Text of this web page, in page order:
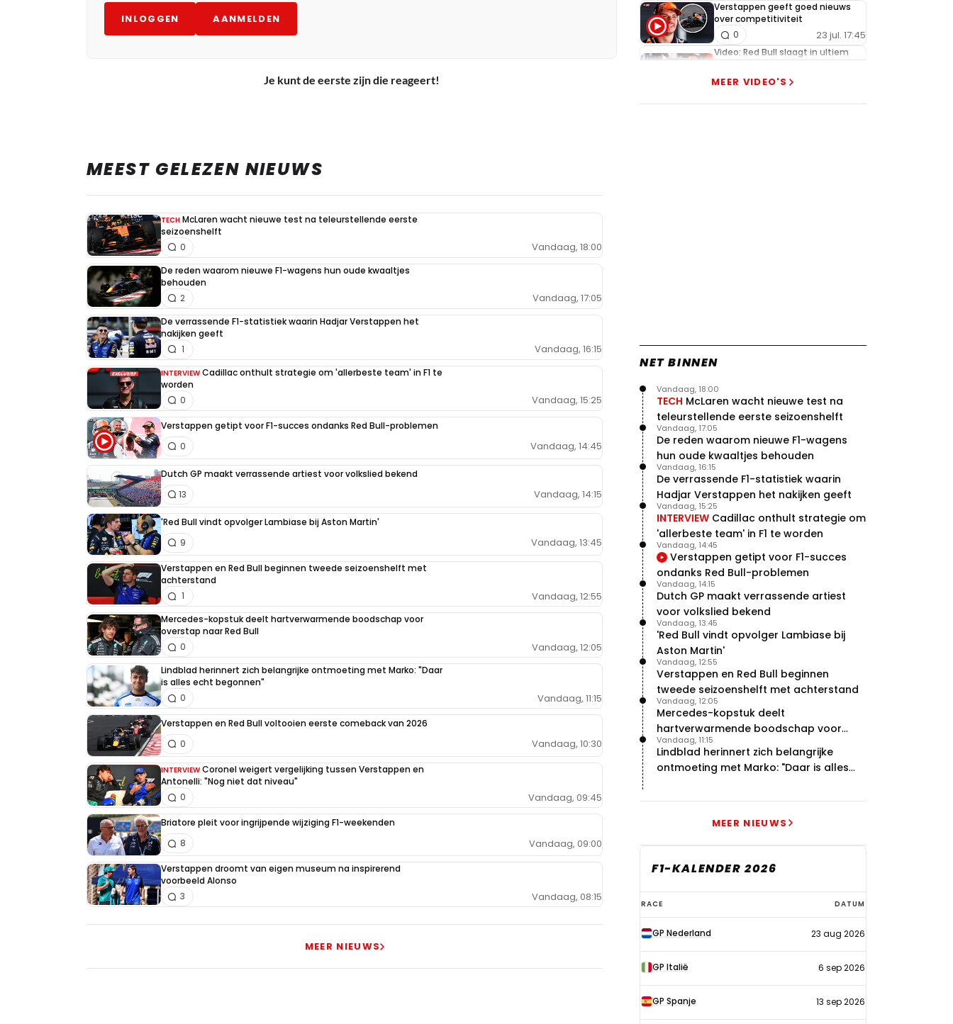
INLOGGEN AANMELDEN
Je kunt de eerste zijn die reageert!
Verstappen geeft goed nieuws
over competitiviteit
23 jul. 17:45
0
Video: Red Bull slaagt in ultiem
huzarenstukje met kapotte auto
Verstappen
MEER VIDEO'S
MEEST GELEZEN NIEUWS
TECH McLaren wacht nieuwe test na teleurstellende eerste
seizoenshelft
Vandaag, 18:00
0
De reden waarom nieuwe F1-wagens hun oude kwaaltjes
behouden
Vandaag, 17:05
2
De verrassende F1-statistiek waarin Hadjar Verstappen het
nakijken geeft
Vandaag, 16:15
1
INTERVIEW Cadillac onthult strategie om 'allerbeste team' in F1 te
worden
Vandaag, 15:25
0
Verstappen getipt voor F1-succes ondanks Red Bull-problemen
Vandaag, 14:45
0
Dutch GP maakt verrassende artiest voor volkslied bekend
Vandaag, 14:15
13
'Red Bull vindt opvolger Lambiase bij Aston Martin'
Vandaag, 13:45
9
Verstappen en Red Bull beginnen tweede seizoenshelft met
achterstand
Vandaag, 12:55
1
Mercedes-kopstuk deelt hartverwarmende boodschap voor
overstap naar Red Bull
Vandaag, 12:05
0
Lindblad herinnert zich belangrijke ontmoeting met Marko: "Daar
is alles echt begonnen"
Vandaag, 11:15
0
Verstappen en Red Bull voltooien eerste comeback van 2026
Vandaag, 10:30
0
INTERVIEW Coronel weigert vergelijking tussen Verstappen en
Antonelli: "Nog niet dat niveau"
Vandaag, 09:45
0
Briatore pleit voor ingrijpende wijziging F1-weekenden
Vandaag, 09:00
8
Verstappen droomt van eigen museum na inspirerend
voorbeeld Alonso
Vandaag, 08:15
3
MEER NIEUWS
NET BINNEN
TECH McLaren wacht nieuwe test na
teleurstellende eerste seizoenshelft
Vandaag, 18:00
De reden waarom nieuwe F1-wagens
hun oude kwaaltjes behouden
Vandaag, 17:05
De verrassende F1-statistiek waarin
Hadjar Verstappen het nakijken geeft
Vandaag, 16:15
INTERVIEW Cadillac onthult strategie om
'allerbeste team' in F1 te worden
Vandaag, 15:25
Verstappen getipt voor F1-succes
ondanks Red Bull-problemen
Vandaag, 14:45
Dutch GP maakt verrassende artiest
voor volkslied bekend
Vandaag, 14:15
'Red Bull vindt opvolger Lambiase bij
Aston Martin'
Vandaag, 13:45
Verstappen en Red Bull beginnen
tweede seizoenshelft met achterstand
Vandaag, 12:55
Mercedes-kopstuk deelt
hartverwarmende boodschap voor
overstap naar Red Bull
Vandaag, 12:05
Lindblad herinnert zich belangrijke
ontmoeting met Marko: "Daar is alles
Vandaag, 11:15
MEER NIEUWS
F1-KALENDER 2026
F1-
kalender
2026
RACE DATUM
GP Nederland 23 aug 2026
GP Italië 6 sep 2026
GP Spanje 13 sep 2026